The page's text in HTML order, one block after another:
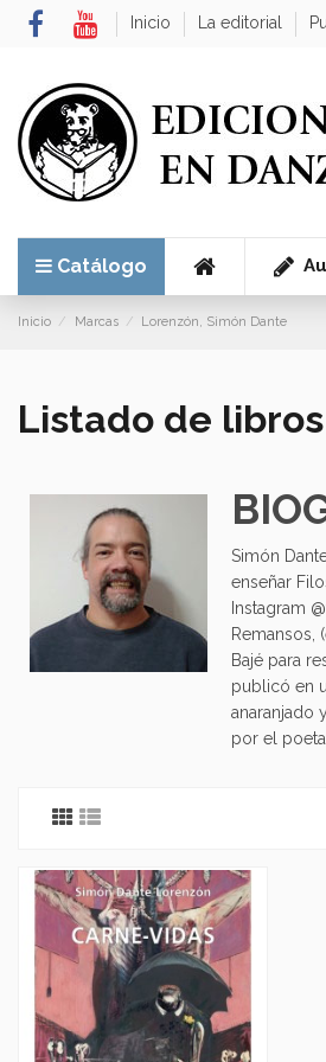
Inicio La editorial
Catálogo
Inicio Marcas Lorenzón, Simón Dante
Listado de
Simón
enseñar
Instagram
Remansos,
Bajé para
publicó en
anaranjado
por el